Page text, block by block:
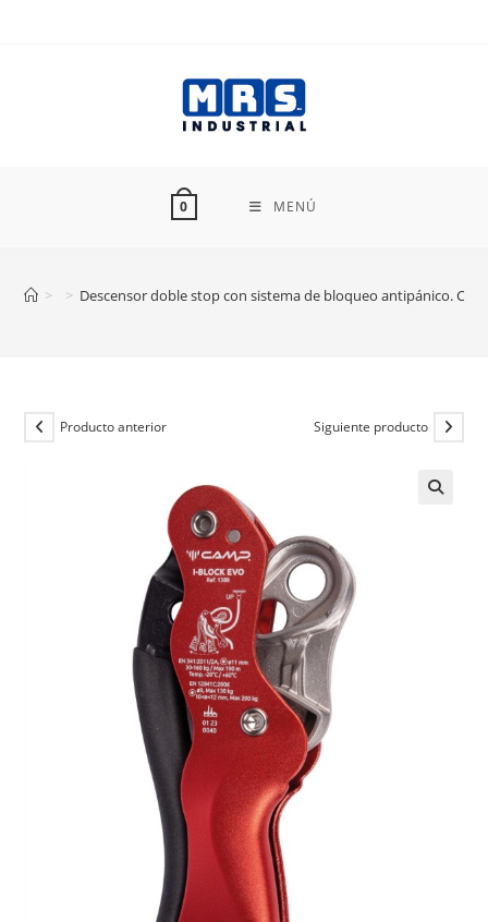
0 MENÚ
> > Descensor doble stop con sistema de bloqueo antipánico.
Producto anterior Siguiente producto